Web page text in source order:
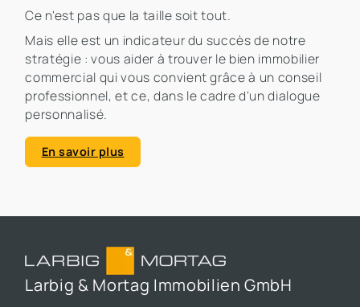
Ce n'est pas que la taille soit tout.
Mais elle est un indicateur du succès de notre
stratégie : vous aider à trouver le bien immobilier
commercial qui vous convient grâce à un conseil
professionnel, et ce, dans le cadre d'un dialogue
personnalisé.
En savoir plus
Larbig & Mortag Immobilien GmbH